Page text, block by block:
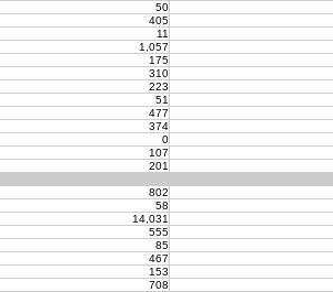
50
405
11
1,057
175
310
223
51
477
374
0
107
201
802
58
14,031
555
85
467
153
708